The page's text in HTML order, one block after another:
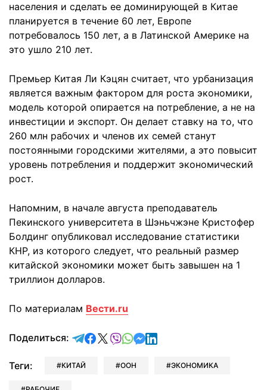
населения и сделать ее доминирующей в Китае
планируется в течение 60 лет, Европе
потребовалось 150 лет, а в Латинской Америке на
это ушло 210 лет.
Премьер Китая Ли Кэцян считает, что урбанизация
является важным фактором для роста экономики,
модель которой опирается на потребление, а не на
инвестиции и экспорт. Он делает ставку на то, что
260 млн рабочих и членов их семей станут
постоянными городскими жителями, а это повысит
уровень потребления и поддержит экономический
рост.
Напомним, в начале августа преподаватель
Пекинского университета в Шэньчжэне Кристофер
Болдинг опубликовал исследование статистики
КНР, из которого следует, что реальный размер
китайской экономики может быть завышен на 1
триллион долларов.
По материалам Вести.ru
Поделиться: отправить в Telegram
поделиться в Facebook
поделиться в X
отправить в Viber
отправить в Whatsapp
отправить в Messenger
отправить в LinkedIn
Теги: КИТАЙ ООН ЭКОНОМИКА